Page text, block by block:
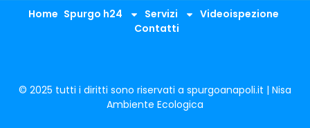
Home Spurgo h24 Servizi
Videoispezione
Contatti
© 2025 tutti i diritti sono riservati a spurgoanapoli.it | Nisa
Ambiente Ecologica